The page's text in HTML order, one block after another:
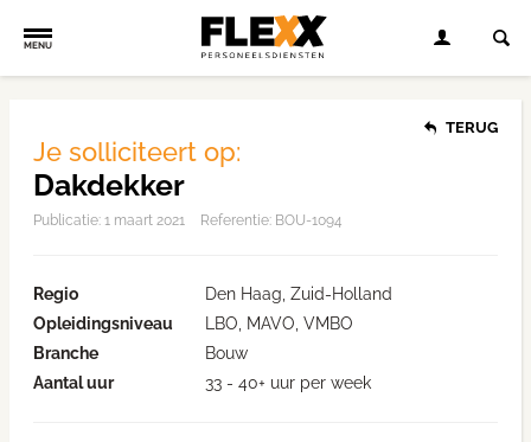
MENU
TERUG
Je solliciteert op:
Dakdekker
Publicatie: 1 maart 2021 Referentie: BOU-1094
Regio
Den Haag, Zuid-Holland
Opleidingsniveau
LBO, MAVO, VMBO
Branche
Bouw
Aantal uur
33 - 40+ uur per week